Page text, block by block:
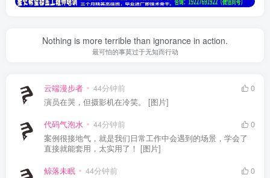
Nothing is more terrible than ignorance in action.
最可怕的事莫过于无知而行动
云端漫步者 44分钟前
0
演员在哭，但摄影机在冷笑。 [图片]
代码气泡水 44分钟前
0
案例很接地气，就是我们日常工作中会遇到的场景，学会了
直接就能套用，太实用了！ [图片]
鲸落未眠 44分钟前
0